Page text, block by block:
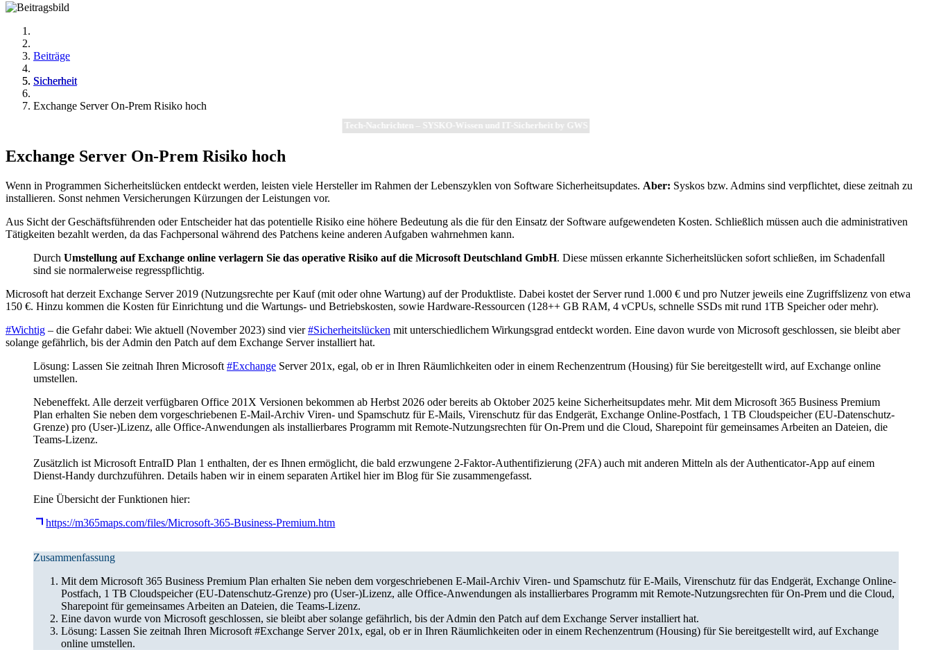
Beiträge
Sicherheit
Exchange Server On-Prem Risiko hoch
Tech-Nachrichten – SYSKO-Wissen und IT-Sicherheit by GWS
Exchange Server On-Prem Risiko hoch
Wenn in Programmen Sicherheitslücken entdeckt werden, leisten viele Hersteller im Rahmen der Lebenszyklen von Software Sicherheitsupdates. Aber: Syskos bzw. Admins sind verpflichtet, diese zeitnah zu
installieren. Sonst nehmen Versicherungen Kürzungen der Leistungen vor.
Aus Sicht der Geschäftsführenden oder Entscheider hat das potentielle Risiko eine höhere Bedeutung als die für den Einsatz der Software aufgewendeten Kosten. Schließlich müssen auch die administrativen
Tätigkeiten bezahlt werden, da das Fachpersonal während des Patchens keine anderen Aufgaben wahrnehmen kann.
Durch Umstellung auf Exchange online verlagern Sie das operative Risiko auf die Microsoft Deutschland GmbH. Diese müssen erkannte Sicherheitslücken sofort schließen, im Schadenfall
sind sie normalerweise regresspflichtig.
Microsoft hat derzeit Exchange Server 2019 (Nutzungsrechte per Kauf (mit oder ohne Wartung) auf der Produktliste. Dabei kostet der Server rund 1.000 € und pro Nutzer jeweils eine Zugriffslizenz von etwa
150 €. Hinzu kommen die Kosten für Einrichtung und die Wartungs- und Betriebskosten, sowie Hardware-Ressourcen (128++ GB RAM, 4 vCPUs, schnelle SSDs mit rund 1TB Speicher oder mehr).
#Wichtig – die Gefahr dabei: Wie aktuell (November 2023) sind vier#Sicherheitslücken mit unterschiedlichem Wirkungsgrad entdeckt worden. Eine davon wurde von Microsoft geschlossen, sie bleibt aber
solange gefährlich, bis der Admin den Patch auf dem Exchange Server installiert hat.
Lösung: Lassen Sie zeitnah Ihren Microsoft #Exchange Server 201x, egal, ob er in Ihren Räumlichkeiten oder in einem Rechenzentrum (Housing) für Sie bereitgestellt wird, auf Exchange online
umstellen.
Nebeneffekt. Alle derzeit verfügbaren Office 201X Versionen bekommen ab Herbst 2026 oder bereits ab Oktober 2025 keine Sicherheitsupdates mehr. Mit dem Microsoft 365 Business Premium
Plan erhalten Sie neben dem vorgeschriebenen E-Mail-Archiv Viren- und Spamschutz für E-Mails, Virenschutz für das Endgerät, Exchange Online-Postfach, 1 TB Cloudspeicher (EU-Datenschutz-
Grenze) pro (User-)Lizenz, alle Office-Anwendungen als installierbares Programm mit Remote-Nutzungsrechten für On-Prem und die Cloud, Sharepoint für gemeinsames Arbeiten an Dateien, die
Teams-Lizenz.
Zusätzlich ist Microsoft EntraID Plan 1 enthalten, der es Ihnen ermöglicht, die bald erzwungene 2-Faktor-Authentifizierung (2FA) auch mit anderen Mitteln als der Authenticator-App auf einem
Dienst-Handy durchzuführen. Details haben wir in einem separaten Artikel hier im Blog für Sie zusammengefasst.
Eine Übersicht der Funktionen hier:
https://m365maps.com/files/Microsoft-365-Business-Premium.htm
Zusammenfassung
Mit dem Microsoft 365 Business Premium Plan erhalten Sie neben dem vorgeschriebenen E-Mail-Archiv Viren- und Spamschutz für E-Mails, Virenschutz für das Endgerät, Exchange Online-
Postfach, 1 TB Cloudspeicher (EU-Datenschutz-Grenze) pro (User-)Lizenz, alle Office-Anwendungen als installierbares Programm mit Remote-Nutzungsrechten für On-Prem und die Cloud,
Sharepoint für gemeinsames Arbeiten an Dateien, die Teams-Lizenz.
Eine davon wurde von Microsoft geschlossen, sie bleibt aber solange gefährlich, bis der Admin den Patch auf dem Exchange Server installiert hat.
Lösung: Lassen Sie zeitnah Ihren Microsoft #Exchange Server 201x, egal, ob er in Ihren Räumlichkeiten oder in einem Rechenzentrum (Housing) für Sie bereitgestellt wird, auf Exchange
online umstellen.